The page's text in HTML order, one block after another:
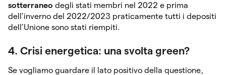
sotterraneo degli stati membri nel 2022 e prima
dell’inverno del 2022/2023 praticamente tutti i depositi
dell’Unione sono stati riempiti.
4. Crisi energetica: una svolta green?
Se vogliamo guardare il lato positivo della questione,